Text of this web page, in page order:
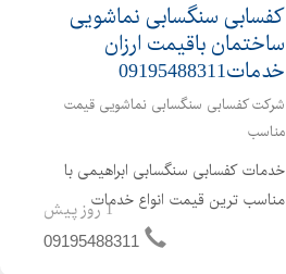
کفسابی سنگسابی نماشویی
ساختمان باقیمت ارزان
خدمات09195488311
شرکت کفسابی سنگسابی نماشویی قیمت
مناسب
خدمات کفسابی سنگسابی ابراهیمی با
مناسب ترین قیمت انواع خدمات
کفسابی اعم از کفسابی پارکینگ پارکت
1 روز پیش
09195488311